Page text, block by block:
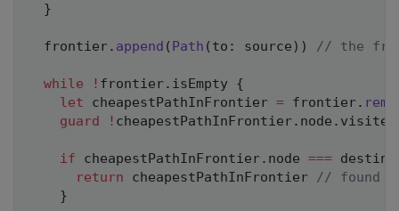
}
  frontier
. append ( Path ( to : source ) ) // the
while ! frontier. isEmpty {
let cheapestPathInFrontier = frontier.
guard
! cheapestPathInFrontier. node .
if cheapestPathInFrontier. node ===
return cheapestPathInFrontier // found
}